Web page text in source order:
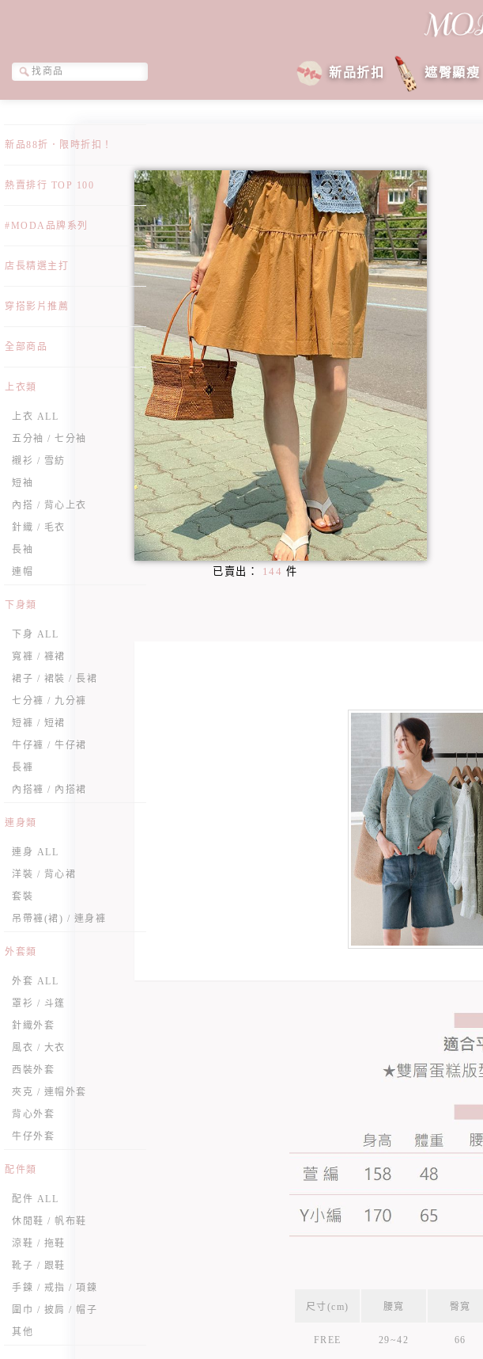
新品折扣 遮臀顯瘦
新品88折．限時折扣！
熱賣排行 TOP 100
#MODA品牌系列
店長精選主打
穿搭影片推薦
全部商品
上衣類
上衣 ALL
五分袖 / 七分袖
襯衫 / 雪紡
短袖
內搭 / 背心上衣
針織 / 毛衣
長袖
連帽
下身類
下身 ALL
寬褲 / 褲裙
裙子 / 裙裝 / 長裙
七分褲 / 九分褲
短褲 / 短裙
牛仔褲 / 牛仔裙
長褲
內搭褲 / 內搭裙
連身類
連身 ALL
洋裝 / 背心裙
套裝
吊帶褲(裙) / 連身褲
外套類
外套 ALL
罩衫 / 斗篷
針織外套
風衣 / 大衣
西裝外套
夾克 / 連帽外套
背心外套
牛仔外套
配件類
配件 ALL
休閒鞋 / 帆布鞋
涼鞋 / 拖鞋
靴子 / 跟鞋
手鍊 / 戒指 / 項鍊
圍巾 / 披肩 / 帽子
其他
已賣出： 144 件
尺寸(cm) 腰寬 臀寬
FREE 29~42 66